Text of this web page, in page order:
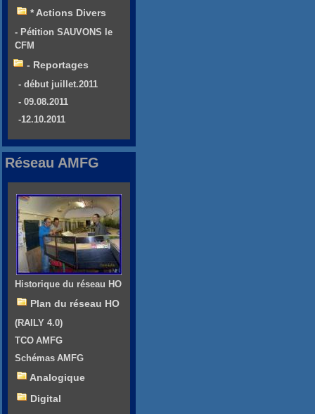
* Actions Divers
- Pétition SAUVONS le
CFM
- Reportages
- début juillet.2011
- 09.08.2011
-12.10.2011
Réseau AMFG
Historique du réseau HO
Plan du réseau HO
(RAILY 4.0)
TCO AMFG
Schémas AMFG
Analogique
Digital